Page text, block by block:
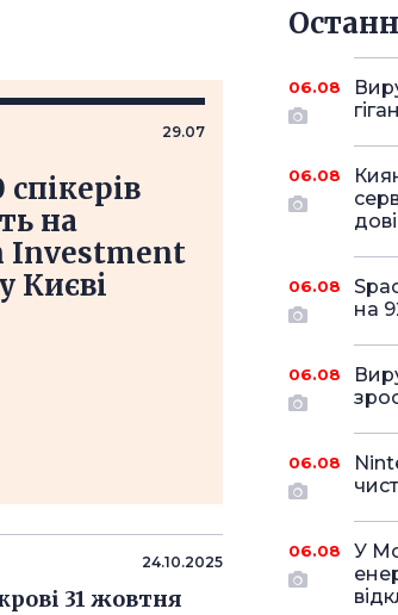
29.07
на
Investment
Києві
24.10.2025
31 жовтня
06.08
06.08
06.08
на
06.08
06.08
06.08
У